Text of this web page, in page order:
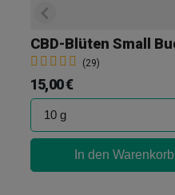
(29)
15,00 €
In den Warenkorb